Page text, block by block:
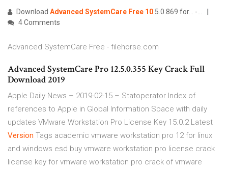
Download Advanced SystemCare Free 10.5.0.869 for... -…
4 Comments
Advanced SystemCare Free - filehorse.com
Advanced SystemCare Pro 12.5.0.355 Key Crack Full
Download 2019
Apple Daily News – 2019-02-15 – Statoperator Index of
references to Apple in Global Information Space with daily
updates VMware Workstation Pro License Key 15.0.2 Latest
Version Tags academic vmware workstation pro 12 for linux
and windows esd buy vmware workstation pro license crack
license key for vmware workstation pro crack of vmware